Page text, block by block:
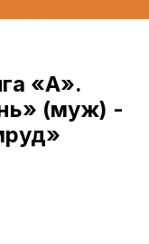
«А».
(муж) -